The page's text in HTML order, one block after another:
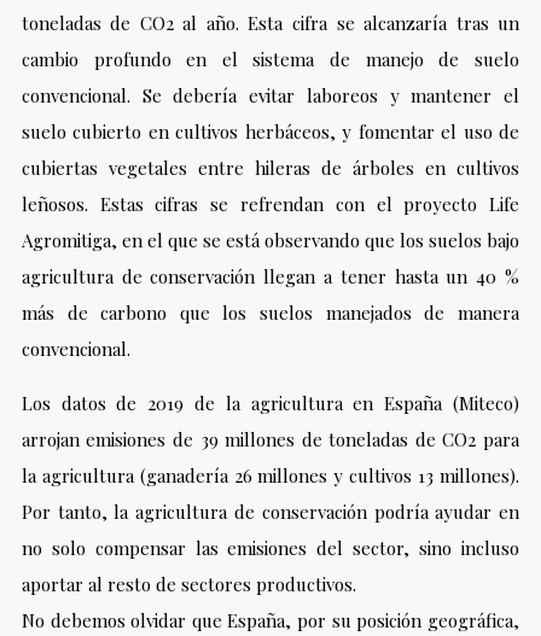
toneladas de CO2 al año. Esta cifra se alcanzaría tras un
cambio profundo en el sistema de manejo de suelo
convencional. Se debería evitar laboreos y mantener el
suelo cubierto en cultivos herbáceos, y fomentar el uso de
cubiertas vegetales entre hileras de árboles en cultivos
leñosos. Estas cifras se refrendan con el proyecto Life
Agromitiga, en el que se está observando que los suelos bajo
agricultura de conservación llegan a tener hasta un 40 %
más de carbono que los suelos manejados de manera
convencional.
Los datos de 2019 de la agricultura en España (Miteco)
arrojan emisiones de 39 millones de toneladas de CO2 para
la agricultura (ganadería 26 millones y cultivos 13 millones).
Por tanto, la agricultura de conservación podría ayudar en
no solo compensar las emisiones del sector, sino incluso
aportar al resto de sectores productivos.
No debemos olvidar que España, por su posición geográfica,